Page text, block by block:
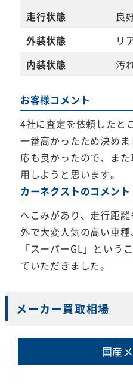
走行状態
良
外装状態
リ
内装状態
汚
お客様コメント
4社に査定を依頼したと
一番高かったため決め
応も良かったので、ま
用しようと思います。
カーネクストのコメント
へこみがあり、走行距
外で大変人気の高い車
「スーパーGL」という
ていただきました。
メーカー買取相場
国産